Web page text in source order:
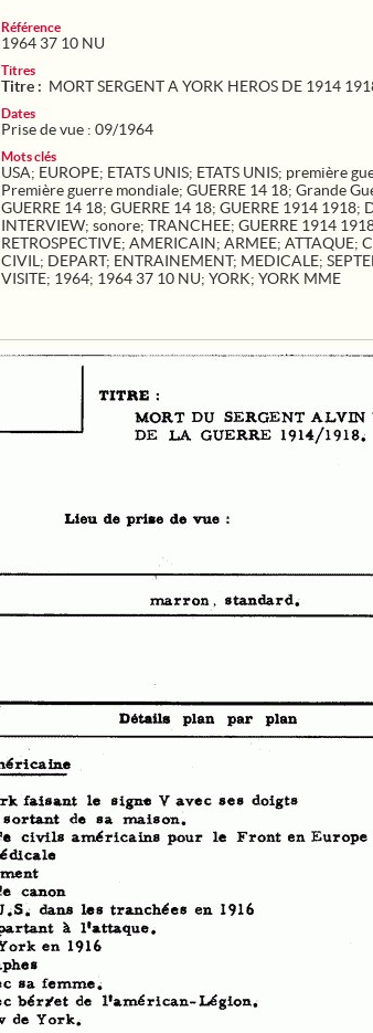
Référence
1964 37 10 NU
Titres
Titre : MORT SERGENT A YORK HEROS DE 1914
Dates
Prise de vue : 09/1964
Mots clés
USA; EUROPE; ETATS UNIS; ETATS UNIS; première
Première guerre mondiale; GUERRE 14 18; Grande
GUERRE 14 18; GUERRE 14 18; GUERRE 1914 1918;
INTERVIEW; sonore; TRANCHEE; GUERRE 1914
RETROSPECTIVE; AMERICAIN; ARMEE; ATTAQUE;
CIVIL ; DEPART; ENTRAINEMENT; MEDICALE;
VISITE; 1964; 1964 37 10 NU; YORK; YORK MME